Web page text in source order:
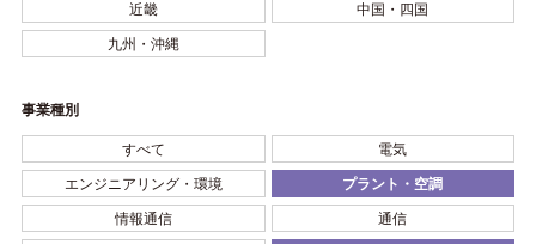
近畿 中国・四国
九州・沖縄
事業種別
すべて 電気
エンジニアリング・環境 プラント・空調
情報通信 通信